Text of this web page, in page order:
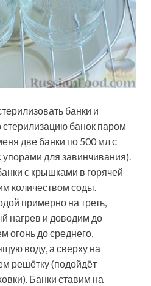
банки и
банок паром
две банки по 500 мл с
для завинчивания).
с крышками в горячей
количеством соды.
примерно на треть,
нагрев и доводим до
огонь до среднего,
воду, а сверху на
решётку (подойдёт
Банки ставим на